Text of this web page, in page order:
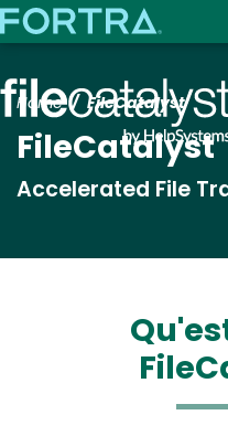
Home FileCatalyst
FileCatalyst
Accelerated File